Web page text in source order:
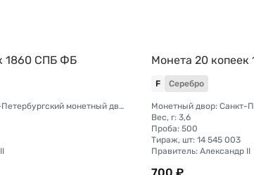
1860 СПБ ФБ
Монетный двор: Санкт-Петербургский монетный двор
Монета 20 копеек
F Серебро
Вес, г: 3,6
Проба: 500
Тираж, шт: 14 545 003
Правитель: Александр II
700 ₽